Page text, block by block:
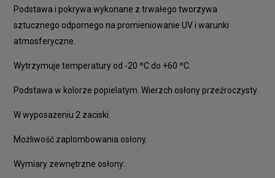
Podstawa i pokrywa wykonane z trwałego tworzywa
sztucznego odpornego na promieniowanie UV i warunki
atmosferyczne.
Wytrzymuje temperatury od -20 ºC do +60 ºC.
Podstawa w kolorze popielatym. Wierzch osłony przeźroczysty.
W wyposażeniu 2 zaciski.
Możliwość zaplombowania osłony.
Wymiary zewnętrzne osłony: